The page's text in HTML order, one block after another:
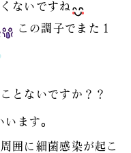
ないですね
この調子でまた１
とないですか？？
います。
囲に細菌感染が起こ